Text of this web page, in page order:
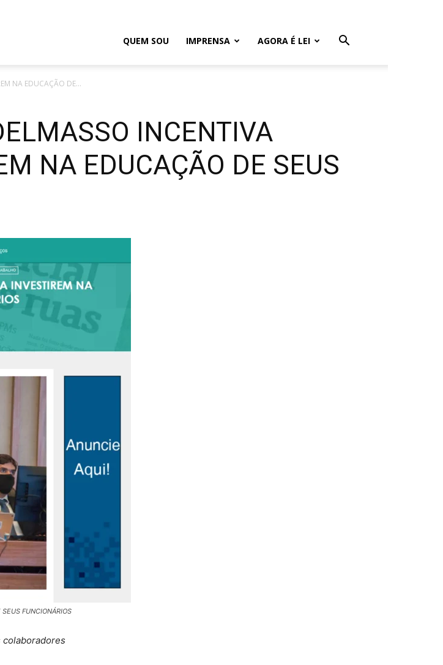
QUEM SOU IMPRENSA AGORA É LEI
NA EDUCAÇÃO DE...
INCENTIVA
NA EDUCAÇÃO DE SEUS
FUNCIONÁRIOS